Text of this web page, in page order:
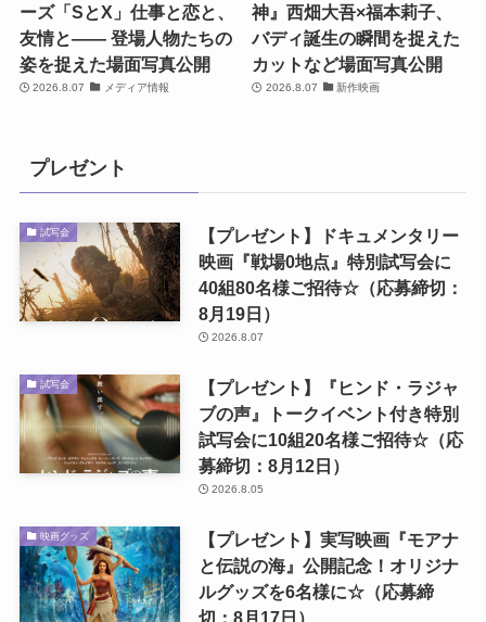
ーズ「SとX」仕事と恋と、
友情と―― 登場人物たちの
姿を捉えた場面写真公開
2026.8.07 メディア情報
神』西畑大吾×福本莉子、
バディ誕生の瞬間を捉えた
カットなど場面写真公開
2026.8.07 新作映画
プレゼント
試写会
【プレゼント】ドキュメンタリー
映画『戦場0地点』特別試写会に
40組80名様ご招待☆（応募締切：
8月19日）
2026.8.07
試写会
【プレゼント】『ヒンド・ラジャ
ブの声』トークイベント付き特別
試写会に10組20名様ご招待☆（応
募締切：8月12日）
2026.8.05
映画グッズ
【プレゼント】実写映画『モアナ
と伝説の海』公開記念！オリジナ
ルグッズを6名様に☆（応募締
切：8月17日）